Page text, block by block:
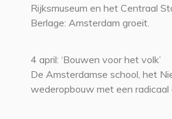
Rijksmuseum en het Centraal
Berlage: Amsterdam groeit.
4 april: ‘Bouwen voor het volk’
De Amsterdamse school, het
wederopbouw met een radicaal